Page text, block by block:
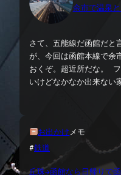
余市で温泉と
さて、五能線だ函館だと
が、今回は函館本線で余
おくぞ。超近所だな。
いけどなかなか出来ない
お出かけ メモ
#鉄道
丘珠→函館なら日帰りで